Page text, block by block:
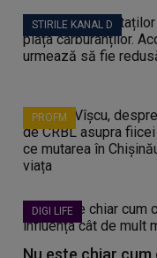
STIRILE KANAL D
PROFM
DIGI LIFE
Nu este chiar